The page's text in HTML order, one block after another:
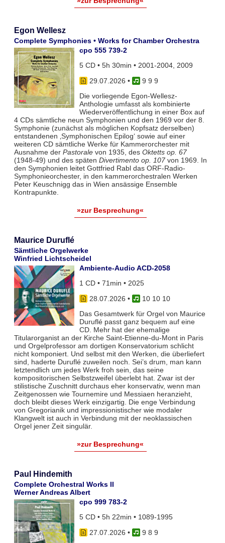
Egon Wellesz
Complete Symphonies • Works for Chamber Orchestra
cpo 555 739-2
5 CD • 5h 30min • 2001-2004, 2009
29.07.2026 •
9 9 9
Die vorliegende Egon-Wellesz-
Anthologie umfasst als kombinierte
Wiederveröffentlichung in einer Box auf
4 CDs sämtliche neun Symphonien und den 1969 vor der 8.
Symphonie (zunächst als möglichen Kopfsatz derselben)
entstandenen ‚Symphonischen Epilog‘ sowie auf einer
weiteren CD sämtliche Werke für Kammerorchester mit
Ausnahme der Pastoralevon 1935, des Oktetts op. 67
(1948-49) und des späten Divertimento op. 107von 1969. In
den Symphonien leitet Gottfried Rabl das ORF-Radio-
Symphonieorchester, in den kammerorchestralen Werken
Peter Keuschnigg das in Wien ansässige Ensemble
Kontrapunkte.
»zur Besprechung«
Maurice Duruflé
Sämtliche Orgelwerke
Winfried Lichtscheidel
Ambiente-Audio ACD-2058
1 CD • 71min • 2025
28.07.2026 •
10 10 10
Das Gesamtwerk für Orgel von Maurice
Duruflé passt ganz bequem auf eine
CD. Mehr hat der ehemalige
Titularorganist an der Kirche Saint-Etienne-du-Mont in Paris
und Orgelprofessor am dortigen Konservatorium schlicht
nicht komponiert. Und selbst mit den Werken, die überliefert
sind, haderte Duruflé zuweilen noch. Sei’s drum, man kann
letztendlich um jedes Werk froh sein, das seine
kompositorischen Selbstzweifel überlebt hat. Zwar ist der
stilistische Zuschnitt durchaus eher konservativ, wenn man
Zeitgenossen wie Tournemire und Messiaen heranzieht,
doch bleibt dieses Werk einzigartig. Die enge Verbindung
von Gregorianik und impressionistischer wie modaler
Klangwelt ist auch in Verbindung mit der neoklassischen
Orgel jener Zeit singulär.
»zur Besprechung«
Paul Hindemith
Complete Orchestral Works II
Werner Andreas Albert
cpo 999 783-2
5 CD • 5h 22min • 1089-1995
27.07.2026 •
9 8 9